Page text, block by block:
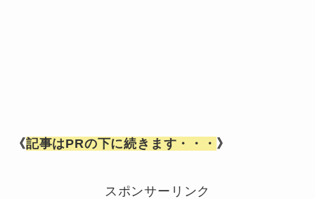
《記事はPRの下に続きます・・・ 》
スポンサーリンク